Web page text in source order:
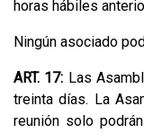
horas hábiles
Ningún asociado
ART. 17: Las
treinta días. La
reunión solo